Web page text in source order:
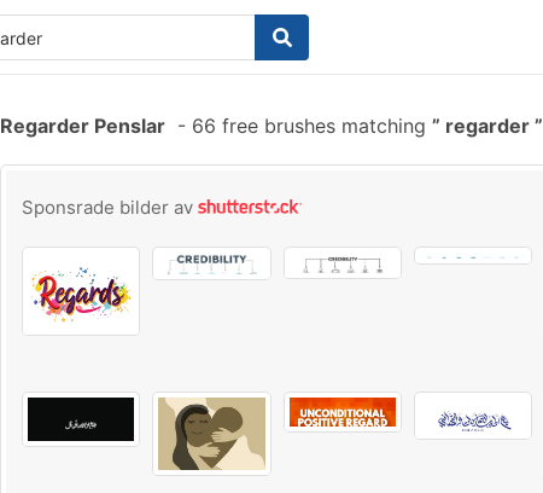
Regarder Penslar - 66 free brushes matching regarder
Sponsrade bilder av